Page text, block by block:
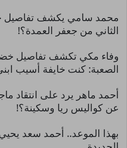
محمد سامي يكشف تفاصيل
الثاني من جعفر العمدة؟!
وفاء مكي تكشف تفاصيل
الصعبة: كنت خايفة أسيب
أحمد ماهر يرد على انتقاد
عن كواليس ريا وسكينة؟!
بهذا الموعد.. أحمد سعد يحيي